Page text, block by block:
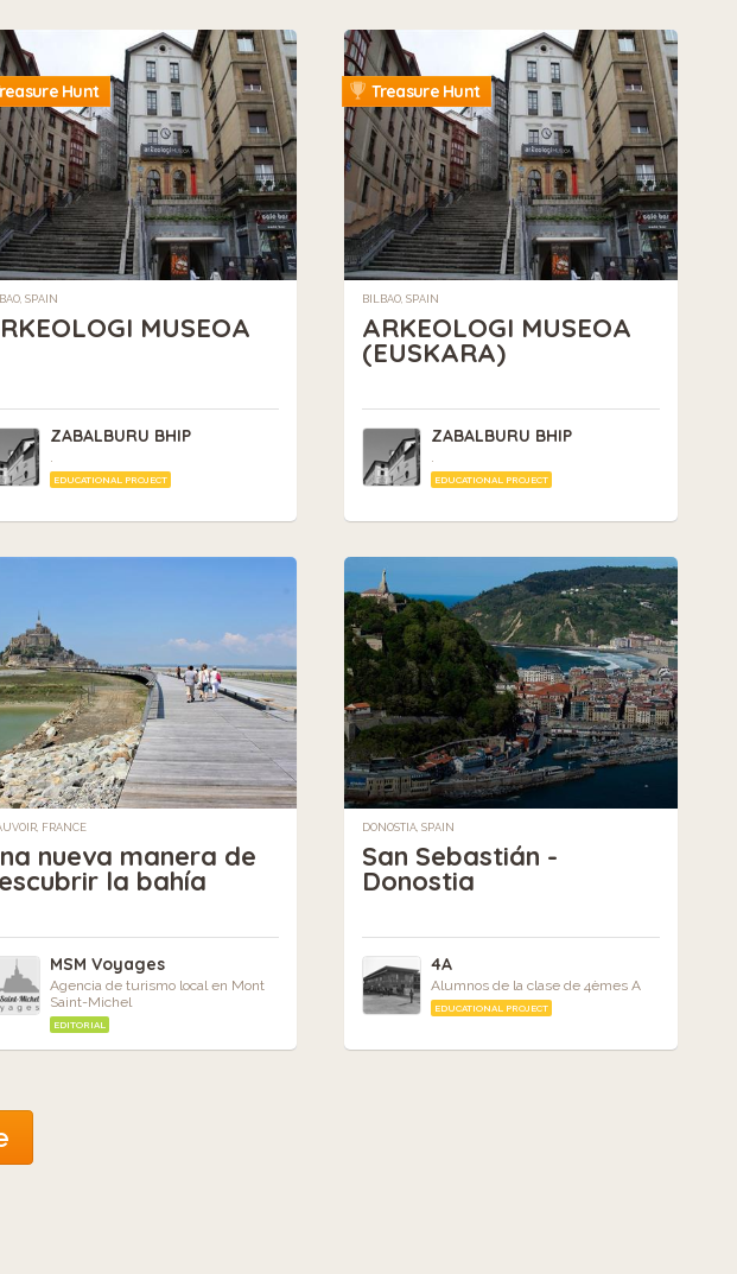
Hunt
SPAIN
MUSEOA
ZABALBURU BHIP
.
EDUCATIONAL PROJECT
Treasure Hunt
BILBAO, SPAIN
ARKEOLOGI MUSEOA
(EUSKARA)
ZABALBURU BHIP
.
EDUCATIONAL PROJECT
FRANCE
nueva manera de
la bahía
MSM Voyages
Agencia de turismo local en Mont
Saint-Michel
EDITORIAL
DONOSTIA, SPAIN
San Sebastián -
Donostia
4A
Alumnos de la clase de 4èmes A
EDUCATIONAL PROJECT